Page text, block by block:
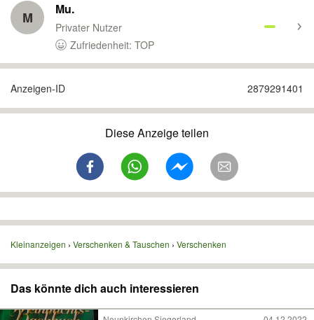
M Mu.
Privater Nutzer
Zufriedenheit: TOP
Anzeigen-ID 2879291401
Diese Anzeige teilen
Kleinanzeigen Verschenken & Tauschen Verschenken
Das könnte dich auch interessieren